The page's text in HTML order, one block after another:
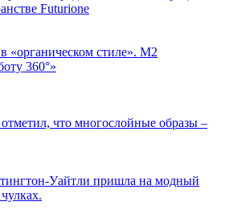
Futurione
«органическом стиле». М2
360°»
что многослойные образы –
Уайтли пришла на модный